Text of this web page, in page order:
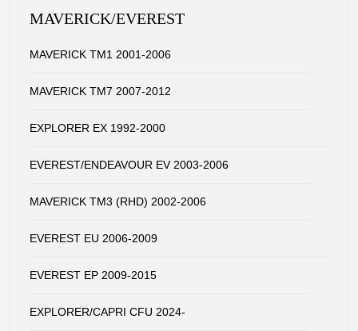
MAVERICK/EVEREST
MAVERICK TM1 2001-2006
MAVERICK TM7 2007-2012
EXPLORER EX 1992-2000
EVEREST/ENDEAVOUR EV 2003-2006
MAVERICK TM3 (RHD) 2002-2006
EVEREST EU 2006-2009
EVEREST EP 2009-2015
EXPLORER/CAPRI CFU 2024-